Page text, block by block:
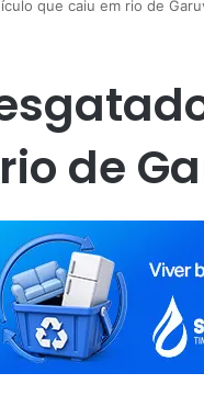
que caiu em rio de
de